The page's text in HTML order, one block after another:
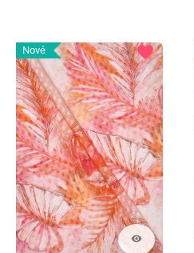
Nové
visibility
favorite